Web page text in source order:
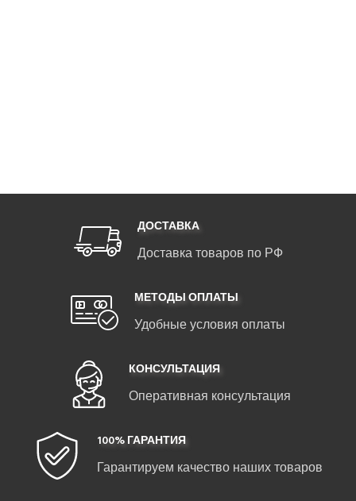
ДОСТАВКА
Доставка товаров по РФ
МЕТОДЫ ОПЛАТЫ
Удобные условия оплаты
КОНСУЛЬТАЦИЯ
Оперативная консультация
100% ГАРАНТИЯ
Гарантируем качество наших товаров